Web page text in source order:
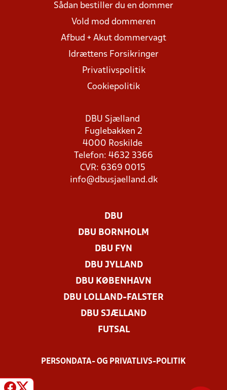
Sådan bestiller du en dommer
Vold mod dommeren
Afbud + Akut dommervagt
Idrættens Forsikringer
Privatlivspolitik
Cookiepolitik
DBU Sjælland
Fuglebakken 2
4000 Roskilde
Telefon: 4632 3366
CVR: 6369 0015
info@dbusjaelland.dk
DBU
DBU BORNHOLM
DBU FYN
DBU JYLLAND
DBU KØBENHAVN
DBU LOLLAND-FALSTER
DBU SJÆLLAND
FUTSAL
PERSONDATA- OG PRIVATLIVS-POLITIK